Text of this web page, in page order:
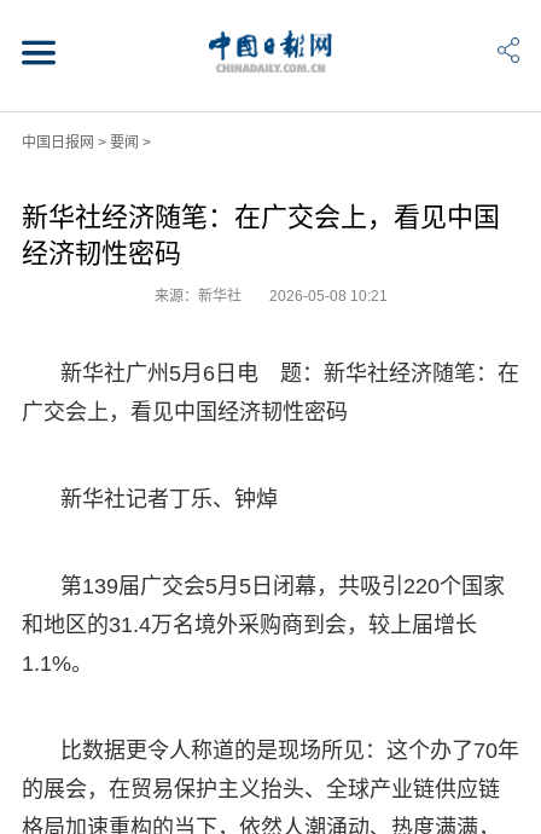
中国日报网 > 要闻 >
新华社经济随笔：在广交会上，看见中国
经济韧性密码
来源：新华社 2026-05-08 10:21
新华社广州5月6日电 题：新华社经济随笔：在
广交会上，看见中国经济韧性密码
新华社记者丁乐、钟焯
第139届广交会5月5日闭幕，共吸引220个国家
和地区的31.4万名境外采购商到会，较上届增长
1.1%。
比数据更令人称道的是现场所见：这个办了70年
的展会，在贸易保护主义抬头、全球产业链供应链
格局加速重构的当下，依然人潮涌动、热度满满，